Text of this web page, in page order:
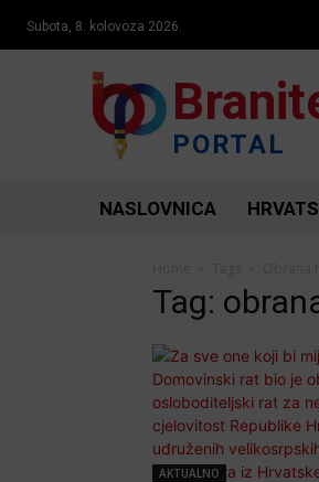
Subota, 8. kolovoza 2026.
PORTAL
NASLOVNICA
Tag:
AKTUALNO